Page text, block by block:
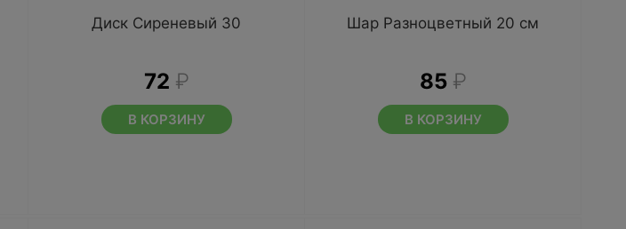
Диск Сиреневый 30
72 ₽
В КОРЗИНУ
Шар Разноцветный 20 см
85 ₽
В КОРЗИНУ